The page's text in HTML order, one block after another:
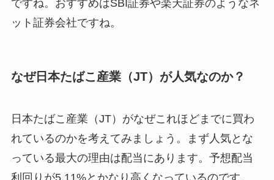
ですね。おすすめはSBI証券や楽天証券のようなネ
ット証券会社ですね。
なぜ日本たばこ産業（JT）が人気なのか？
日本たばこ産業（JT）がなぜこれほどまでに買わ
れているのかを考えてみましょう。まず人気とな
っている最大の理由は配当にあります。 予想配当